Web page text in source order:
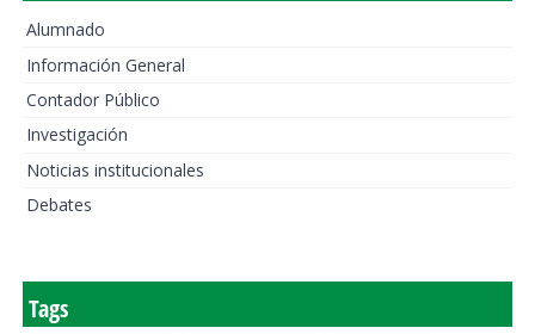
Alumnado
Información General
Contador Público
Investigación
Noticias institucionales
Debates
Tags